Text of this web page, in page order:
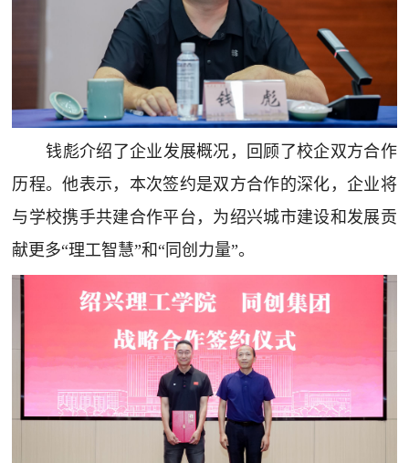
钱彪介绍了企业发展概况，回顾了校企双方合作
历程。他表示，本次签约是双方合作的深化，企业将
与学校携手共建合作平台，为绍兴城市建设和发展贡
献更多“理工智慧”和“同创力量”。